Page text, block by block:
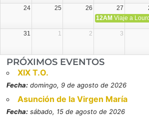
24 25 26 27
12AM Viaje a
31 1 2 3
PRÓXIMOS EVENTOS
XIX T.O.
Fecha: domingo, 9 de agosto de 2026
Asunción de la Virgen María
Fecha: sábado, 15 de agosto de 2026